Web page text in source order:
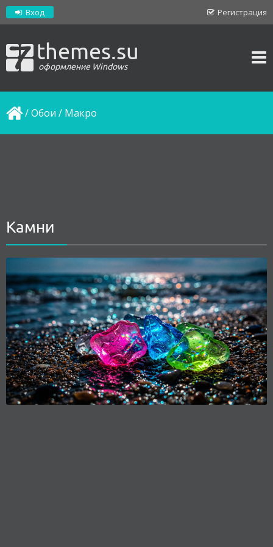
Регистрация
Вход
themes.su
оформление Windows
/Обои / Макро
Камни